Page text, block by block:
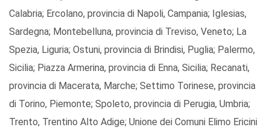
Calabria; Ercolano, provincia di Napoli, Campania; Iglesias,
Sardegna; Montebelluna, provincia di Treviso, Veneto; La
Spezia, Liguria; Ostuni, provincia di Brindisi, Puglia; Palermo,
Sicilia; Piazza Armerina, provincia di Enna, Sicilia; Recanati,
provincia di Macerata, Marche; Settimo Torinese, provincia
di Torino, Piemonte; Spoleto, provincia di Perugia, Umbria;
Trento, Trentino Alto Adige; Unione dei Comuni Elimo Ericini